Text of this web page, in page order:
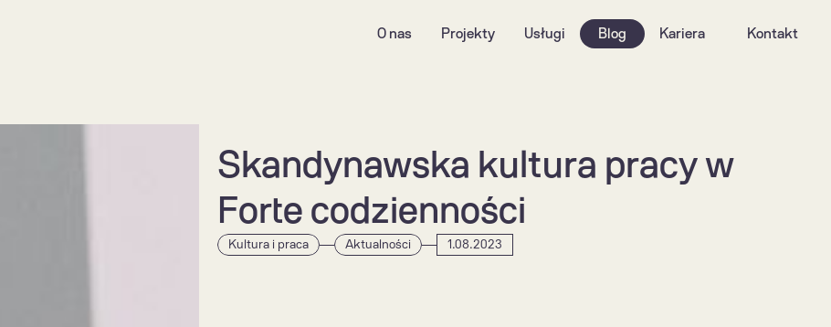
Skandynawska kultura pracy w
Forte codzienności
Kultura i praca Aktualności 1.08.2023
O nas Projekty Usługi Blog Kariera Kontakt